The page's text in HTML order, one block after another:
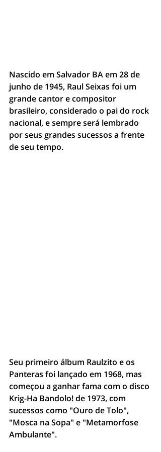
Nascido em Salvador BA em 28 de
junho de 1945, Raul Seixas foi um
grande cantor e compositor
brasileiro, considerado o pai do rock
nacional, e sempre será lembrado
por seus grandes sucessos a frente
de seu tempo.
Seu primeiro álbum Raulzito e os
Panteras foi lançado em 1968, mas
começou a ganhar fama com o disco
Krig-Ha Bandolo! de 1973, com
sucessos como "Ouro de Tolo",
"Mosca na Sopa" e "Metamorfose
Ambulante".